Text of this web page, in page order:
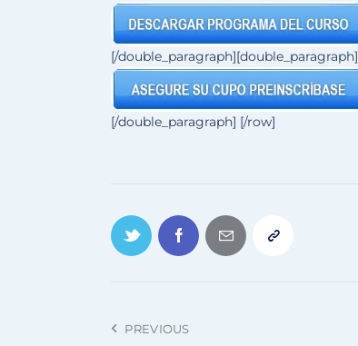
[/double_paragraph][double_paragraph]
[/double_paragraph] [/row]
PREVIOUS